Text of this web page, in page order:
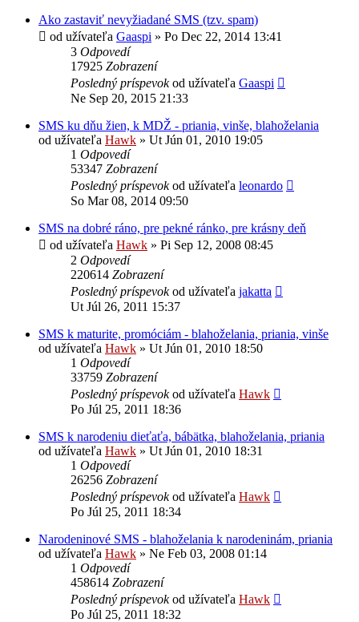
Ako zastaviť nevyžiadané SMS (tzv. spam)
od užívateľa Gaaspi » Po Dec 22, 2014 13:41
3 Odpovedí
17925 Zobrazení
Posledný príspevokod užívateľa Gaaspi
Ne Sep 20, 2015 21:33
SMS ku dňu žien, k MDŽ - priania, vinše, blahoželania
od užívateľa Hawk » Ut Jún 01, 2010 19:05
1 Odpovedí
53347 Zobrazení
Posledný príspevokod užívateľa leonardo
So Mar 08, 2014 09:50
SMS na dobré ráno, pre pekné ránko, pre krásny deň
od užívateľa Hawk » Pi Sep 12, 2008 08:45
2 Odpovedí
220614 Zobrazení
Posledný príspevokod užívateľa jakatta
Ut Júl 26, 2011 15:37
SMS k maturite, promóciám - blahoželania, priania, vinše
od užívateľa Hawk » Ut Jún 01, 2010 18:50
1 Odpovedí
33759 Zobrazení
Posledný príspevokod užívateľa Hawk
Po Júl 25, 2011 18:36
SMS k narodeniu dieťaťa, bábätka, blahoželania, priania
od užívateľa Hawk » Ut Jún 01, 2010 18:31
1 Odpovedí
26256 Zobrazení
Posledný príspevokod užívateľa Hawk
Po Júl 25, 2011 18:34
Narodeninové SMS - blahoželania k narodeninám, priania
od užívateľa Hawk » Ne Feb 03, 2008 01:14
1 Odpovedí
458614 Zobrazení
Posledný príspevokod užívateľa Hawk
Po Júl 25, 2011 18:32